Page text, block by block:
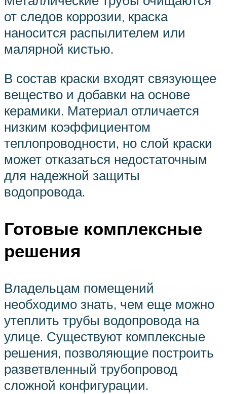
от следов коррозии, краска
наносится распылителем или
малярной кистью.
В состав краски входят связующее
вещество и добавки на основе
керамики. Материал отличается
низким коэффициентом
теплопроводности, но слой краски
может отказаться недостаточным
для надежной защиты
водопровода.
Готовые комплексные
решения
Владельцам помещений
необходимо знать, чем еще можно
утеплить трубы водопровода на
улице. Существуют комплексные
решения, позволяющие построить
разветвленный трубопровод
сложной конфигурации.